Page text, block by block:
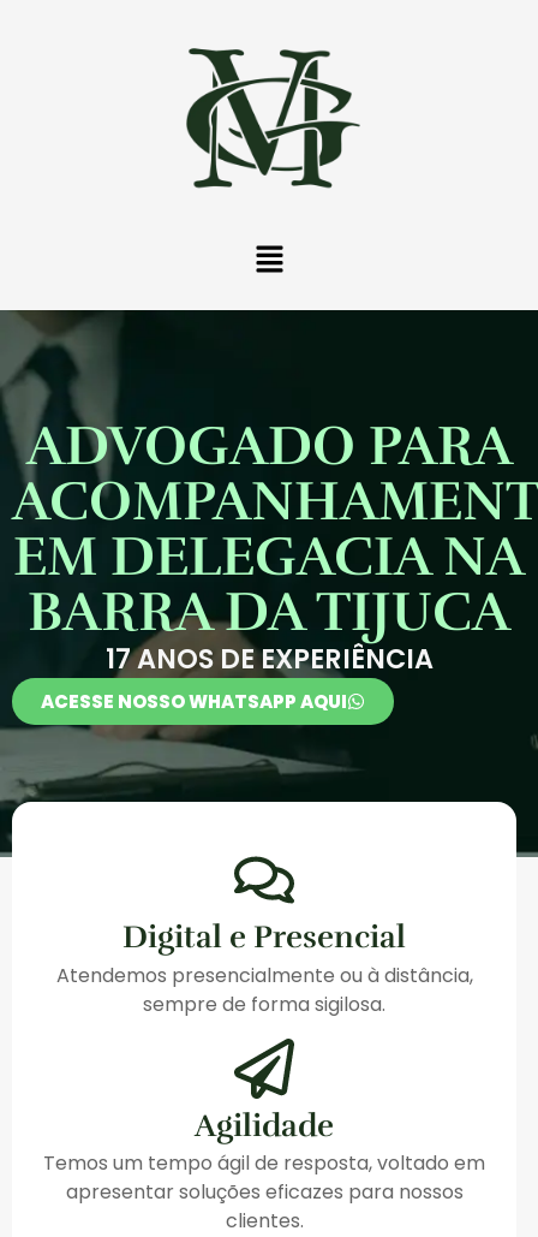
ADVOGADO PARA
EM DELEGACIA NA
BARRA DA TIJUCA
17 ANOS DE EXPERIÊNCIA
ACESSE NOSSO WHATSAPP AQUI
Digital e Presencial
Atendemos presencialmente ou à distância,
sempre de forma sigilosa.
Agilidade
Temos um tempo ágil de resposta, voltado em
apresentar soluções eficazes para nossos
clientes.